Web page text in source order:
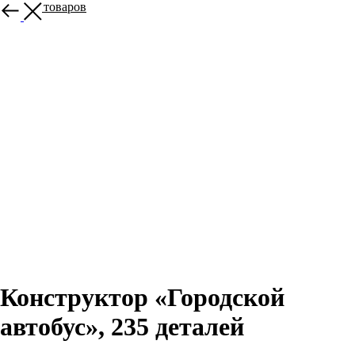
Больше товаров
Конструктор «Городской
автобус», 235 деталей